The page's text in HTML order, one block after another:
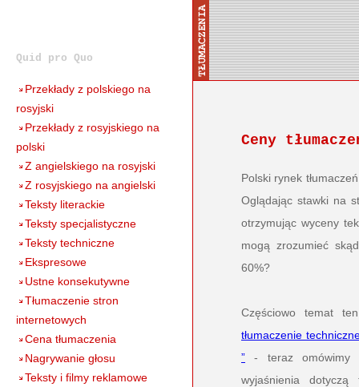
Quid pro Quo
Przekłady z polskiego na
rosyjski
Przekłady z rosyjskiego na
polski
Z angielskiego na rosyjski
Z rosyjskiego na angielski
Teksty literackie
Teksty specjalistyczne
Teksty techniczne
Ekspresowe
Ustne konsekutywne
Tłumaczenie stron
internetowych
Cena tłumaczenia
Nagrywanie głosu
Teksty i filmy reklamowe
Ceny
Polski rynek
Oglądając stawki na
otrzymując wyceny
mogą zrozumieć
60%?
Częściowo temat
tłumaczenie
” - teraz omówimy
wyjaśnienia dotyczą